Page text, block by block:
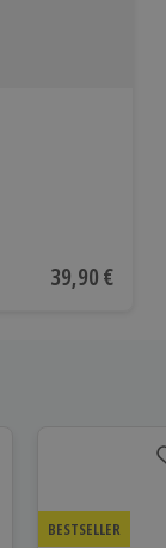
Aktueller
39,90 €
BESTSELLER